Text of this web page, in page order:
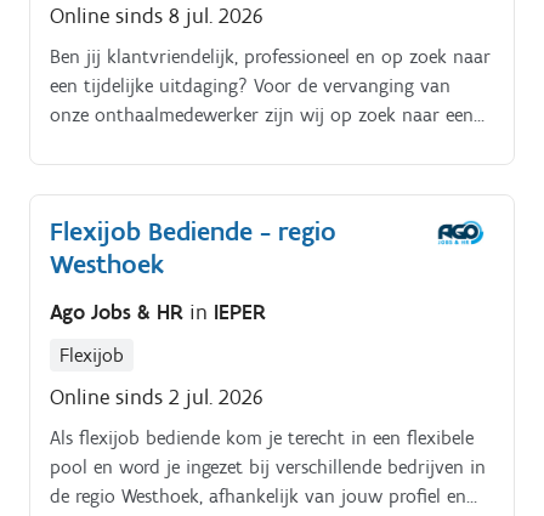
Online sinds 8 jul. 2026
Ben jij klantvriendelijk, professioneel en op zoek naar
een tijdelijke uitdaging? Voor de vervanging van
onze onthaalmedewerker zijn wij op zoek naar een
die gedurende de volledige periode beschikbaar is.
Flexijob Bediende - regio
Westhoek
Ago Jobs & HR in IEPER
Flexijob
Online sinds 2 jul. 2026
Als flexijob bediende kom je terecht in een flexibele
pool en word je ingezet bij verschillende bedrijven in
de regio Westhoek, afhankelijk van jouw profiel en